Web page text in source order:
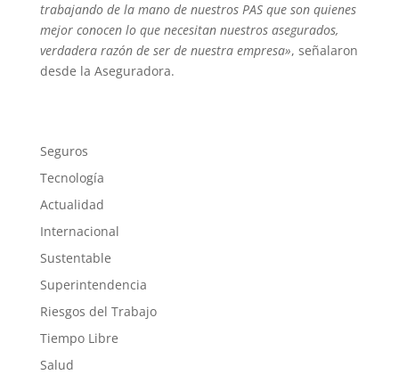
trabajando de la mano de nuestros PAS que son quienes
mejor conocen lo que necesitan nuestros asegurados,
verdadera razón de ser de nuestra empresa», señalaron
desde la Aseguradora.
Seguros
Tecnología
Actualidad
Internacional
Sustentable
Superintendencia
Riesgos del Trabajo
Tiempo Libre
Salud